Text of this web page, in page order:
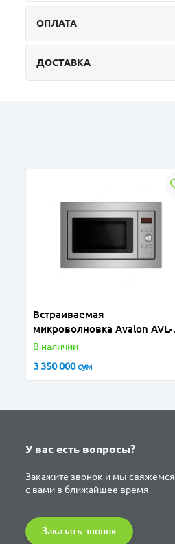
ОПЛАТА
ДОСТАВКА
Встраиваемая
микроволновка Avalon AVL-
MBI2588 I 25л inox
В наличии
3 350 000сум
У вас есть вопросы?
Закажите звонок и мы свяжемся
с вами в ближайшее время
Заказать звонок